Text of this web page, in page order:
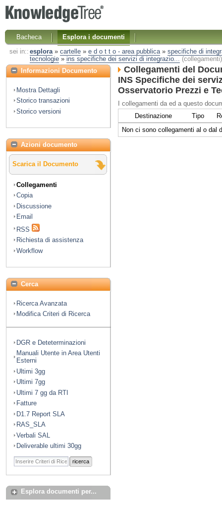
Bacheca
Esplora i documenti
sei in:: esplora» cartelle» e d o t t o - area pubblica» specifiche di
tecnologie» ins specifiche dei servizi di integrazio... (collegamenti)
Informazioni Documento
Mostra Dettagli
Storico transazioni
Storico versioni
Azioni documento
Scarica il Documento
Collegamenti
Copia
Discussione
Email
RSS
Richiesta di assistenza
Workflow
Cerca
Ricerca Avanzata
Modifica Criteri di Ricerca
DGR e Deteterminazioni
Manuali Utente in Area Utenti
Esterni
Ultimi 3gg
Ultimi 7gg
Ultimi 7 gg da RTI
Fatture
D1.7 Report SLA
RAS_SLA
Verbali SAL
Deliverable ultimi 30gg
ricerca
Esplora documenti per...
Collegamenti del
INS Specifiche dei
Osservatorio Prezzi e
I collegamenti da ed a questo
Destinazione
Tipo
Non ci sono collegamenti al o dal